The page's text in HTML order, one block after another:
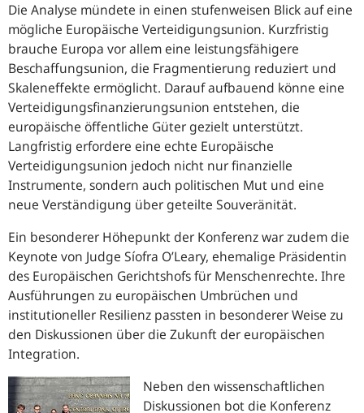
Die Analyse mündete in einen stufenweisen Blick auf eine
mögliche Europäische Verteidigungsunion. Kurzfristig
brauche Europa vor allem eine leistungsfähigere
Beschaffungsunion, die Fragmentierung reduziert und
Skaleneffekte ermöglicht. Darauf aufbauend könne eine
Verteidigungsfinanzierungsunion entstehen, die
europäische öffentliche Güter gezielt unterstützt.
Langfristig erfordere eine echte Europäische
Verteidigungsunion jedoch nicht nur finanzielle
Instrumente, sondern auch politischen Mut und eine
neue Verständigung über geteilte Souveränität.
Ein besonderer Höhepunkt der Konferenz war zudem die
Keynote von Judge Síofra O’Leary, ehemalige Präsidentin
des Europäischen Gerichtshofs für Menschenrechte. Ihre
Ausführungen zu europäischen Umbrüchen und
institutioneller Resilienz passten in besonderer Weise zu
den Diskussionen über die Zukunft der europäischen
Integration.
Neben den wissenschaftlichen
Diskussionen bot die Konferenz